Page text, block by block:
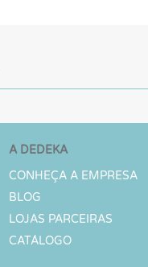
A DEDEKA
CONHEÇA A EMPRESA
BLOG
LOJAS PARCEIRAS
CATÁLOGO